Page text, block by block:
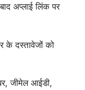
अप्लाई लिंक पर
के दस्तावेजों को
जीमेल आईडी,